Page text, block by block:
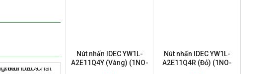
Nút nhấn IDEC YW1L-
A2E11Q4Y (Vàng) (1NO-
Nút nhấn IDEC YW1L-
A2E11Q4R (Đỏ) (1NO-